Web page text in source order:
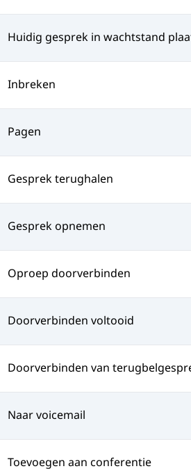
Huidig gesprek in wachtstand
Inbreken
Pagen
Gesprek terughalen
Gesprek opnemen
Oproep doorverbinden
Doorverbinden voltooid
Doorverbinden van
Naar voicemail
Toevoegen aan conferentie